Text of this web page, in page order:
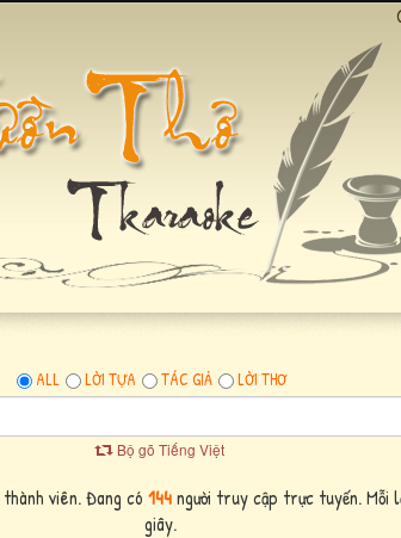
ALL LỜI TỰA TÁC GIẢ LỜI THƠ
Bộ gõ Tiếng Việt
thành viên. Đang có 144người truy cập trực tuyến. Mỗi
giây.